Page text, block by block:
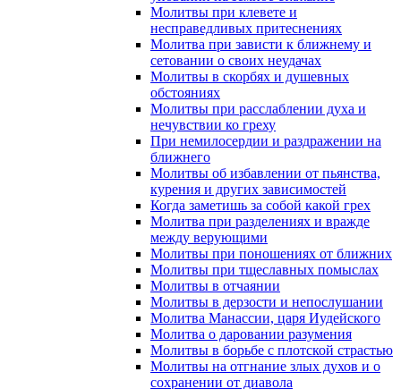
Молитвы при клевете и
несправедливых притеснениях
Молитва при зависти к ближнему и
сетовании о своих неудачах
Молитвы в скорбях и душевных
обстояниях
Молитвы при расслаблении духа и
нечувствии ко греху
При немилосердии и раздражении на
ближнего
Молитвы об избавлении от пьянства,
курения и других зависимостей
Когда заметишь за собой какой грех
Молитва при разделениях и вражде
между верующими
Молитвы при поношениях от ближних
Молитвы при тщеславных помыслах
Молитвы в отчаянии
Молитвы в дерзости и непослушании
Молитва Манассии, царя Иудейского
Молитва о даровании разумения
Молитвы в борьбе с плотской страстью
Молитвы на отгнание злых духов и о
сохранении от диавола